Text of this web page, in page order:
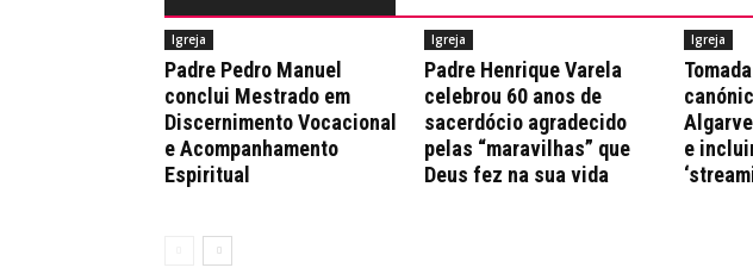
Igreja
Padre Pedro Manuel
conclui Mestrado em
Discernimento Vocacional
e Acompanhamento
Espiritual
Igreja
Padre Henrique Varela
celebrou 60 anos de
sacerdócio agradecido
pelas “maravilhas” que
Deus fez na sua vida
Igreja
e